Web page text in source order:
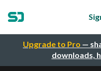
Upgrade to Pro —
downloads,